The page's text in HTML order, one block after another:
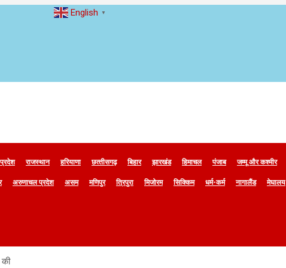
प्रदेश राजस्थान हरियाणा छत्‍तीसगढ़ बिहार झारखंड हिमाचल पंजाब जम्मू और कश्मीर
अरुणाचल प्रदेश असम मणिपुर त्रिपुरा मिजोरम सिक्किम धर्म-कर्म नागालैंड मेघालय
English ▼